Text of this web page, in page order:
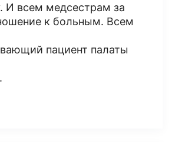
И всем медсестрам за
к больным. Всем
пациент палаты